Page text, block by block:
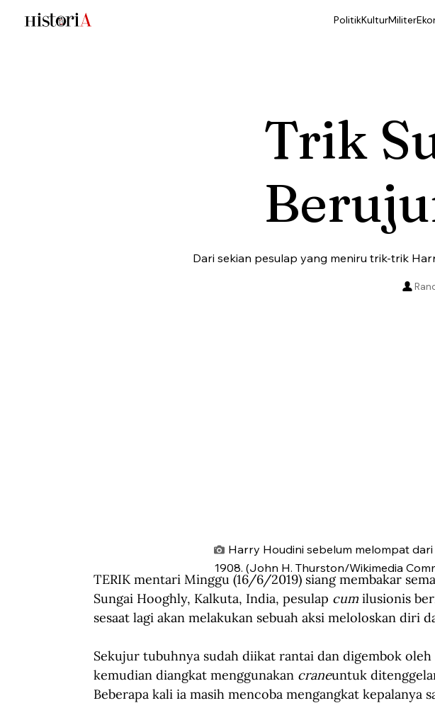
PolitikKulturMiliter
Trik
Dari sekian pesulap yang meniru trik-trik
Harry Houdini sebelum melompat
1908. (John H. Thurston/Wikimedia
TERIK mentari Minggu (16/6/2019) siang membakar
Sungai Hooghly, Kalkuta, India, pesulap cum ilusionis
sesaat lagi akan melakukan sebuah aksi meloloskan diri
Sekujur tubuhnya sudah diikat rantai dan digembok oleh
kemudian diangkat menggunakan craneuntuk
Beberapa kali ia masih mencoba mengangkat kepalanya